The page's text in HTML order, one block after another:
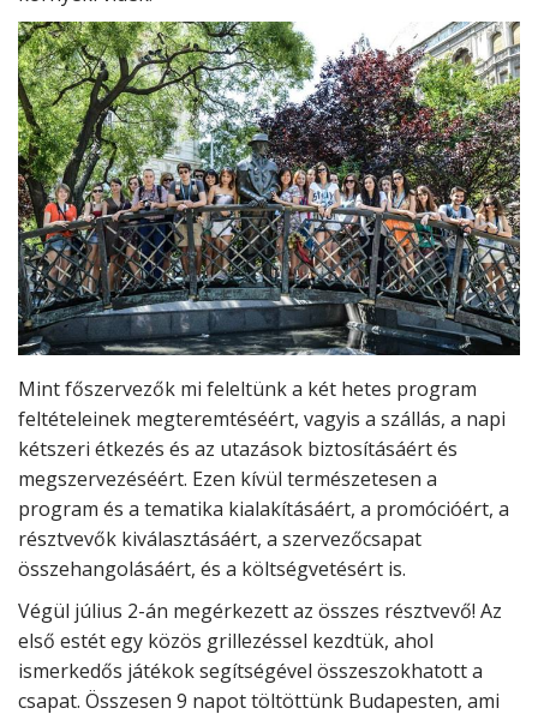
Mint főszervezők mi feleltünk a két hetes program
feltételeinek megteremtéséért, vagyis a szállás, a napi
kétszeri étkezés és az utazások biztosításáért és
megszervezéséért. Ezen kívül természetesen a
program és a tematika kialakításáért, a promócióért, a
résztvevők kiválasztásáért, a szervezőcsapat
összehangolásáért, és a költségvetésért is.
Végül július 2-án megérkezett az összes résztvevő! Az
első estét egy közös grillezéssel kezdtük, ahol
ismerkedős játékok segítségével összeszokhatott a
csapat. Összesen 9 napot töltöttünk Budapesten, ami